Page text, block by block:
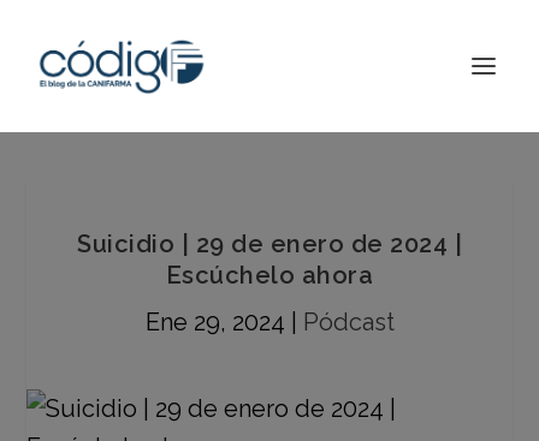
Suicidio | 29 de enero de 2024 |
Escúchelo ahora
Ene 29, 2024
Pódcast